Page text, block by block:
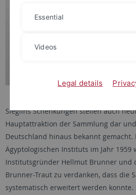
Sieglins Schenkungen stellen auch
Hauptattraktion der Sammlung dar
Deutschland hinaus bekannt gemacht.
Ägyptologischen Instituts im Jahr 1959
Institutsgründer Hellmut Brunner und
Brunner-Traut zu verdanken, dass die
systematisch erweitert werden konnte.
Essential
Videos
Legal details